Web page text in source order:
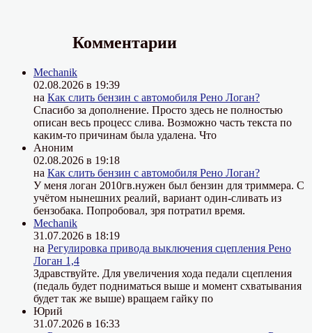
Комментарии
Mechanik
02.08.2026 в 19:39
на Как слить бензин с автомобиля Рено Логан?
Спасибо за дополнение. Просто здесь не полностью
описан весь процесс слива. Возможно часть текста по
каким-то причинам была удалена. Что
Аноним
02.08.2026 в 19:18
на Как слить бензин с автомобиля Рено Логан?
У меня логан 2010гв.нужен был бензин для триммера. С
учётом нынешних реалий, вариант один-сливать из
бензобака. Попробовал, зря потратил время.
Mechanik
31.07.2026 в 18:19
на Регулировка привода выключения сцепления Рено
Логан 1,4
Здравствуйте. Для увеличения хода педали сцепления
(педаль будет подниматься выше и момент схватывания
будет так же выше) вращаем гайку по
Юрий
31.07.2026 в 16:33